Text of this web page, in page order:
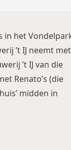
in het
’t IJ neemt met
’t IJ van die
Renato’s (die
midden in